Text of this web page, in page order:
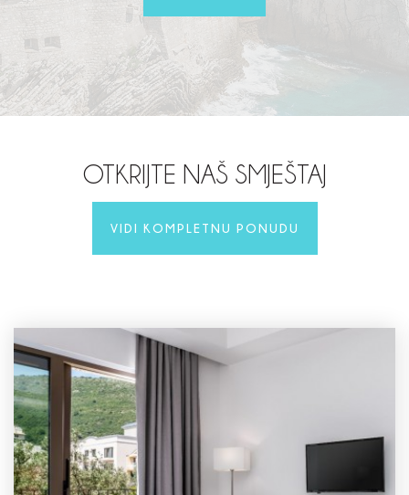
OTKRIJTE NAŠ SMJEŠTAJ
VIDI KOMPLETNU PONUDU